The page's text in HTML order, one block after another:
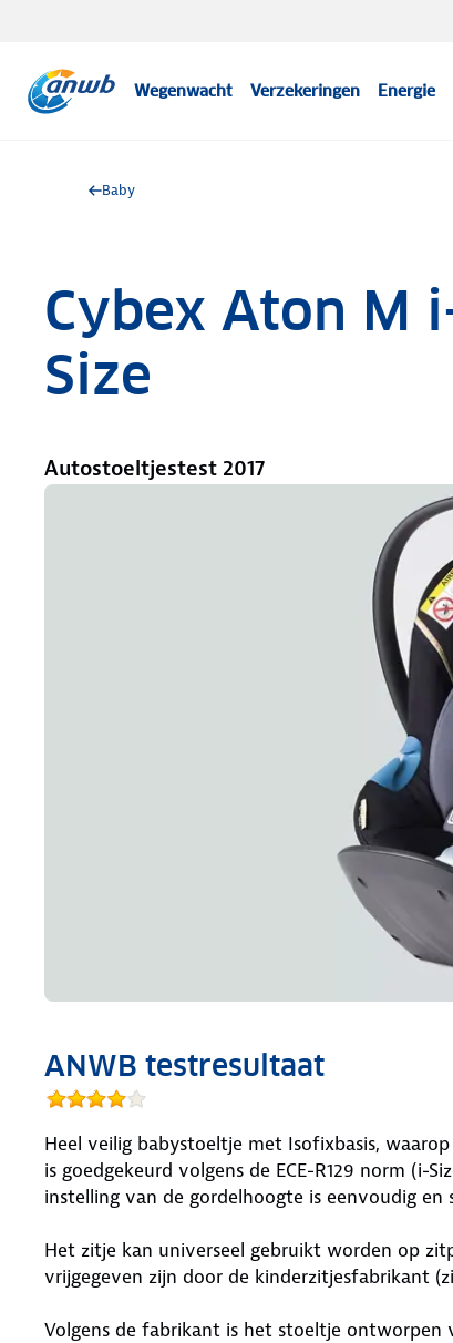
Wegenwacht Verzekeringen Energie
Baby
Cybex Aton M
Size
Autostoeltjestest 2017
ANWB testresultaat
Heel veilig babystoeltje met Isofixbasis,
is goedgekeurd volgens de ECE-R129 norm
instelling van de gordelhoogte is eenvoudig
Het zitje kan universeel gebruikt worden op
vrijgegeven zijn door de kinderzitjesfabrikant
Volgens de fabrikant is het stoeltje ontworpen